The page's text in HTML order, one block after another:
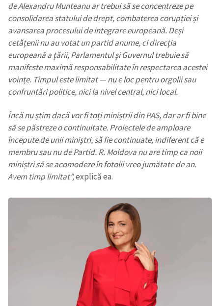
in English
на русском
de Alexandru Munteanu ar trebui să se concentreze pe
consolidarea statului de drept, combaterea corupției și
avansarea procesului de integrare europeană. Deși
cetățenii nu au votat un partid anume, ci direcția
europeană a țării, Parlamentul și Guvernul trebuie să
manifeste maximă responsabilitate în respectarea acestei
voințe. Timpul este limitat — nu e loc pentru orgolii sau
confruntări politice, nici la nivel central, nici local.
Încă nu știm dacă vor fi toți miniștrii din PAS, dar ar fi bine
să se păstreze o continuitate. Proiectele de amploare
începute de unii miniștri, să fie continuate, indiferent că e
membru sau nu de Partid. R. Moldova nu are timp ca noii
miniștri să se acomodeze în fotolii vreo jumătate de an.
Avem timp limitat”,explică ea.